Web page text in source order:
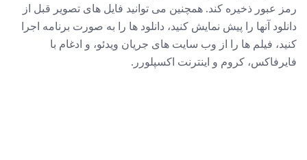
رمز عبور ذخیره کند. همچنین می توانید فایل های تصویر قبل از
دانلود آنها را پیش نمایش کنید، دانلود ها را به صورت برنامه اجرا
کنید، فیلم ها را از وب سایت های جریان ویدئو، و ادغام با
فایرفاکس، کروم و اینترنت اکسپلورر.